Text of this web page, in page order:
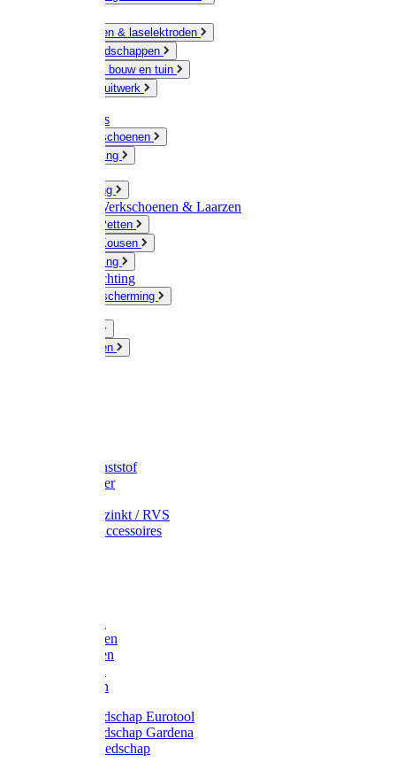
Slijpschijven & laselektroden
Handgereedschappen
IJzerwaren bouw en tuin
Hang en sluitwerk
Disposables
Werkhandschoenen
Regenkleding
Werkkleding
Wandel-/ Werkschoenen & Laarzen
Hoeden / Petten
Sokken / Kousen
Winterkleding
Winkelinrichting
Gelaatsbescherming
Knaagdieren
Emmer kunststof
Schepemmer
Emmer verzinkt / RVS
Regenton accessoires
Gazonharken
Asfaltharken
Hooiharken
Handgereedschap Eurotool
Handgereedschap Gardena
Kindergereedschap